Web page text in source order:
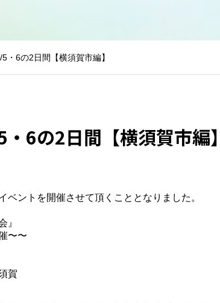
・6の2日間【横須賀市編】
6の2日間【横須賀市編】
ベントを開催させて頂くこととなりました。
』
〜〜
須賀